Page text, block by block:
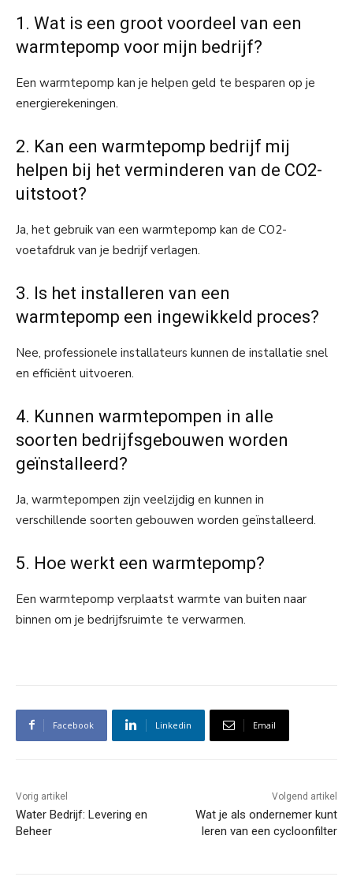
1. Wat is een groot voordeel van een
warmtepomp voor mijn bedrijf?
Een warmtepomp kan je helpen geld te besparen op je
energierekeningen.
2. Kan een warmtepomp bedrijf mij
helpen bij het verminderen van de CO2-
uitstoot?
Ja, het gebruik van een warmtepomp kan de CO2-
voetafdruk van je bedrijf verlagen.
3. Is het installeren van een
warmtepomp een ingewikkeld proces?
Nee, professionele installateurs kunnen de installatie snel
en efficiënt uitvoeren.
4. Kunnen warmtepompen in alle
soorten bedrijfsgebouwen worden
geïnstalleerd?
Ja, warmtepompen zijn veelzijdig en kunnen in
verschillende soorten gebouwen worden geïnstalleerd.
5. Hoe werkt een warmtepomp?
Een warmtepomp verplaatst warmte van buiten naar
binnen om je bedrijfsruimte te verwarmen.
Facebook Linkedin Email
Vorig artikel
Water Bedrijf: Levering en
Beheer
Volgend artikel
Wat je als ondernemer kunt
leren van een cycloonfilter